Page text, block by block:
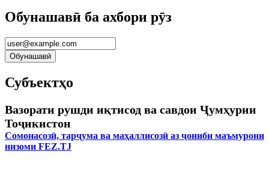
Обунашавӣ ба ахбори рӯз
Субъектҳо
Вазорати рушди иқтисод ва савдои Ҷумҳурии
Тоҷикистон
Сомонасозӣ, тарҷума ва маҳаллисозӣ аз ҷониби маъмурони
низоми FEZ.TJ